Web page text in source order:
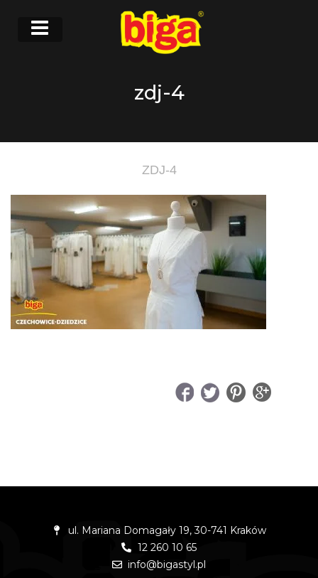
zdj-4
ZDJ-4
ul. Mariana Domagały 19, 30-741 Kraków
12 260 10 65
info@bigastyl.pl